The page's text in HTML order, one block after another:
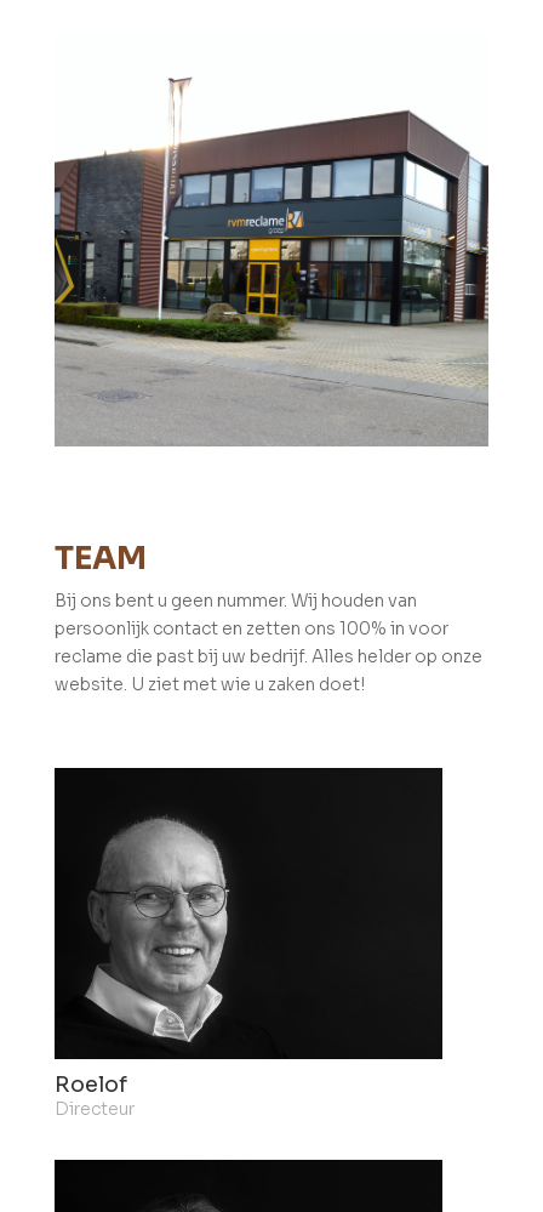
TEAM
Bij ons bent u geen nummer. Wij houden van
persoonlijk contact en zetten ons 100% in voor
reclame die past bij uw bedrijf. Alles helder op onze
website. U ziet met wie u zaken doet!
Roelof
Directeur